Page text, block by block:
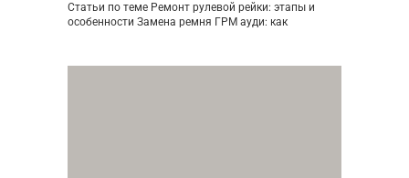
Статьи по теме Ремонт рулевой рейки: этапы и
особенности Замена ремня ГРМ ауди: как